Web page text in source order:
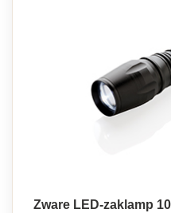
Zware LED-zaklamp